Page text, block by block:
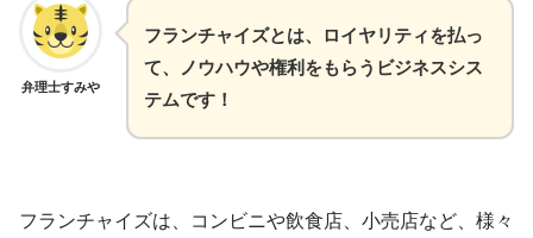
弁理士すみや
フランチャイズとは、ロイヤリティを払っ
て、ノウハウや権利をもらうビジネスシス
テムです！
フランチャイズは、コンビニや飲食店、小売店など、様々